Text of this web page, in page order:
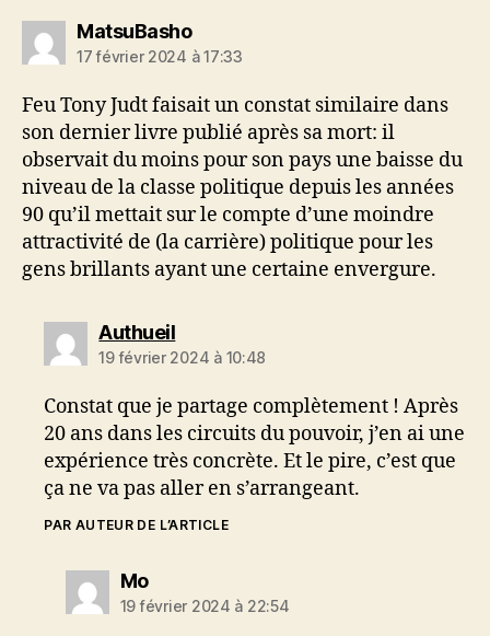
MatsuBashodit :
17 février 2024 à 17:33
Feu Tony Judt faisait un constat similaire dans
son dernier livre publié après sa mort: il
observait du moins pour son pays une baisse du
niveau de la classe politique depuis les années
90 qu’il mettait sur le compte d’une moindre
attractivité de (la carrière) politique pour les
gens brillants ayant une certaine envergure.
Authueildit :
19 février 2024 à 10:48
Constat que je partage complètement ! Après
20 ans dans les circuits du pouvoir, j’en ai une
expérience très concrète. Et le pire, c’est que
ça ne va pas aller en s’arrangeant.
PAR AUTEUR DE L’ARTICLE
Modit :
19 février 2024 à 22:54